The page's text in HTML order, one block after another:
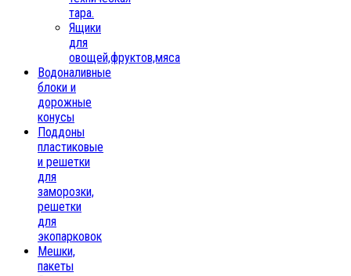
тара.
Ящики
для
овощей,фруктов,мяса
Водоналивные
блоки и
дорожные
конусы
Поддоны
пластиковые
и решетки
для
заморозки,
решетки
для
экопарковок
Мешки,
пакеты